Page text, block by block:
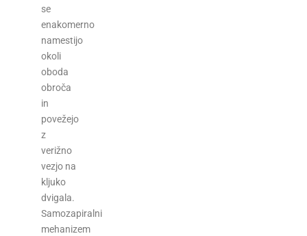
se
enakomerno
namestijo
okoli
oboda
obroča
in
povežejo
z
verižno
vezjo na
kljuko
dvigala.
Samozapiralni
mehanizem